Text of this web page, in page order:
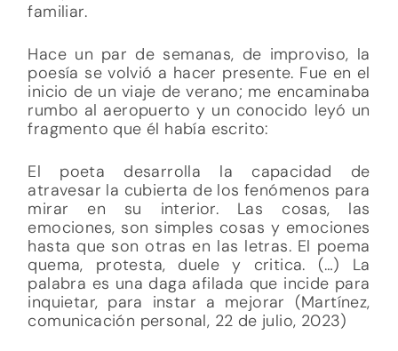
familiar.
Hace un par de semanas, de improviso, la
poesía se volvió a hacer presente. Fue en el
inicio de un viaje de verano; me encaminaba
rumbo al aeropuerto y un conocido leyó un
fragmento que él había escrito:
El poeta desarrolla la capacidad de
atravesar la cubierta de los fenómenos para
mirar en su interior. Las cosas, las
emociones, son simples cosas y emociones
hasta que son otras en las letras. El poema
quema, protesta, duele y critica. (…) La
palabra es una daga afilada que incide para
inquietar, para instar a mejorar (Martínez,
comunicación personal, 22 de julio, 2023)